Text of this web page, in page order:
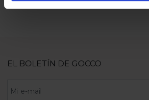
EL BOLETÍN DE GOCCO